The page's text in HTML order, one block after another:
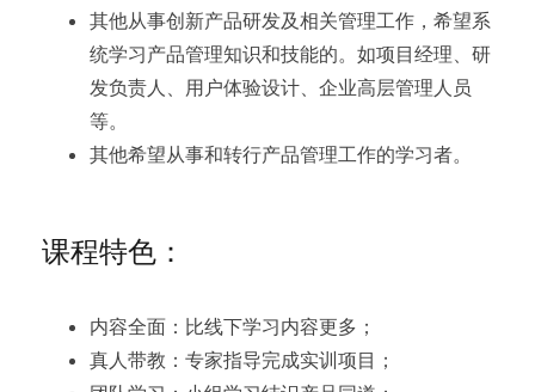
其他从事创新产品研发及相关管理工作，希望系
统学习产品管理知识和技能的。如项目经理、研
发负责人、用户体验设计、企业高层管理人员
等。
其他希望从事和转行产品管理工作的学习者。
课程特色：
内容全面：比线下学习内容更多；
真人带教：专家指导完成实训项目；